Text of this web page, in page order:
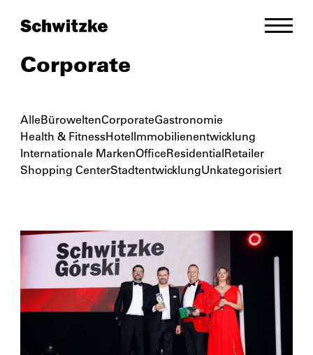
Corporate
AlleBüroweltenCorporateGastronomie
Health & FitnessHotelImmobilienentwicklung
Internationale MarkenOfficeResidentialRetailer
Shopping CenterStadtentwicklungUnkategorisiert